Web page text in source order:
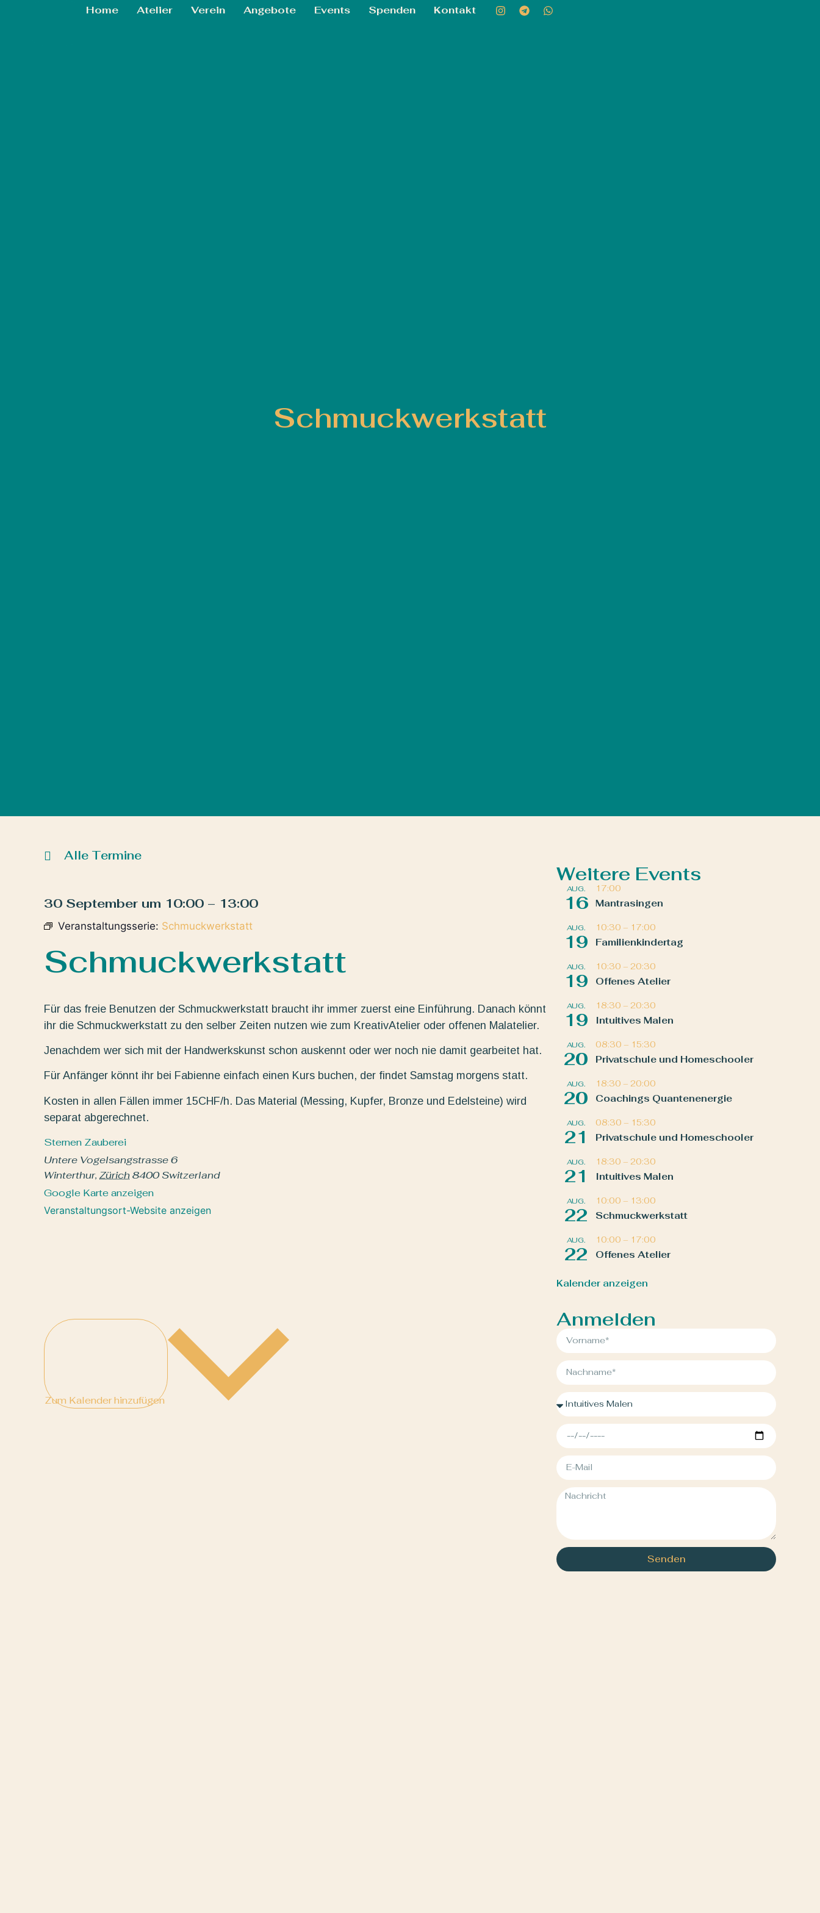
Home Atelier Verein Angebote Events Spenden Kontakt
Schmuckwerkstatt
Alle Termine
30 September um 10:00 – 13:00
Veranstaltungsserie: Schmuckwerkstatt
Schmuckwerkstatt
Für das freie Benutzen der Schmuckwerkstatt braucht ihr immer zuerst eine Einführung. Danach könnt
ihr die Schmuckwerkstatt zu den selber Zeiten nutzen wie zum KreativAtelier oder offenen Malatelier.
Jenachdem wer sich mit der Handwerkskunst schon auskennt oder wer noch nie damit gearbeitet hat.
Für Anfänger könnt ihr bei Fabienne einfach einen Kurs buchen, der findet Samstag morgens statt.
Kosten in allen Fällen immer 15CHF/h. Das Material (Messing, Kupfer, Bronze und Edelsteine) wird
separat abgerechnet.
Sternen Zauberei
Untere Vogelsangstrasse 6
Winterthur, Zürich8400 Switzerland
Google Karte anzeigen
Veranstaltungsort-Website anzeigen
Zum Kalender hinzufügen
Weitere Events
AUG.
16
17:00
Mantrasingen
AUG.
19
10:30 – 17:00
Familienkindertag
AUG.
19
10:30 – 20:30
Offenes Atelier
AUG.
19
18:30 – 20:30
Intuitives Malen
AUG.
20
08:30 – 15:30
Privatschule und Homeschooler
AUG.
20
18:30 – 20:00
Coachings Quantenenergie
AUG.
21
08:30 – 15:30
Privatschule und Homeschooler
AUG.
21
18:30 – 20:30
Intuitives Malen
AUG.
22
10:00 – 13:00
Schmuckwerkstatt
AUG.
22
10:00 – 17:00
Offenes Atelier
Kalender anzeigen
Anmelden
Senden